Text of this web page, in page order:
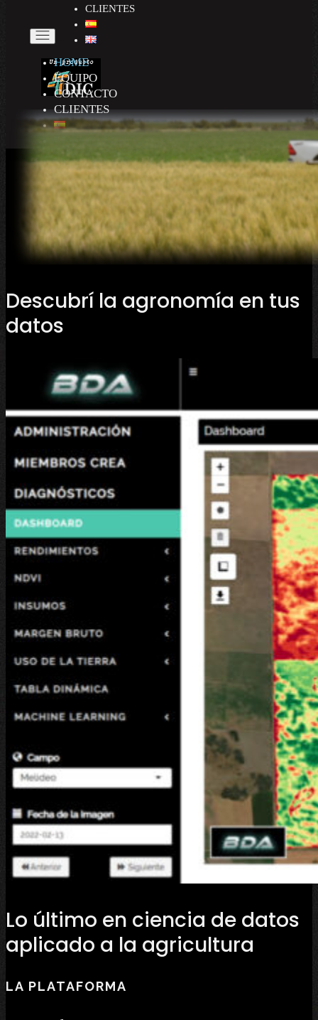
CLIENTES
HOME
EQUIPO
CONTACTO
CLIENTES
Descubrí la agronomía en tus
datos
Lo último en ciencia de datos
aplicado a la agricultura
LA PLATAFORMA